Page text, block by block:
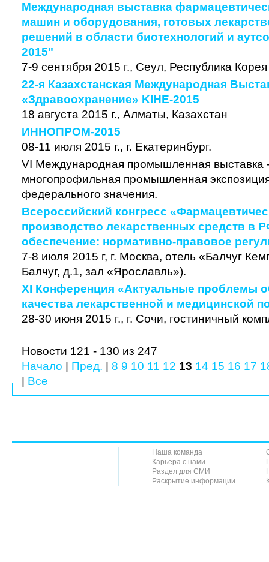
Международная выставка
машин и оборудования, готовых
решений в области биотехнологий и
2015"
7-9 сентября 2015 г., Сеул, Республика Корея
22-я Казахстанская Международная
«Здравоохранение» KIHE-2015
18 августа 2015 г., Алматы, Казахстан
ИННОПРОМ-2015
08-11 июля 2015 г., г. Екатеринбург.
VI Международная промышленная выставка
многопрофильная промышленная
федерального значения.
Всероссийский конгресс
производство лекарственных средств в
обеспечение: нормативно-правовое
7-8 июля 2015 г, г. Москва, отель «Балчуг
Балчуг, д.1, зал «Ярославль»).
XI Конференция «Актуальные проблемы
качества лекарственной и медицинской
28-30 июня 2015 г., г. Сочи, гостиничный
Новости 121 - 130 из 247
Начало
Пред. 8 9 10 11 12 13 14 15 16 17
Все
Наша команда
Карьера с нами
Раздел для СМИ
Раскрытие информации